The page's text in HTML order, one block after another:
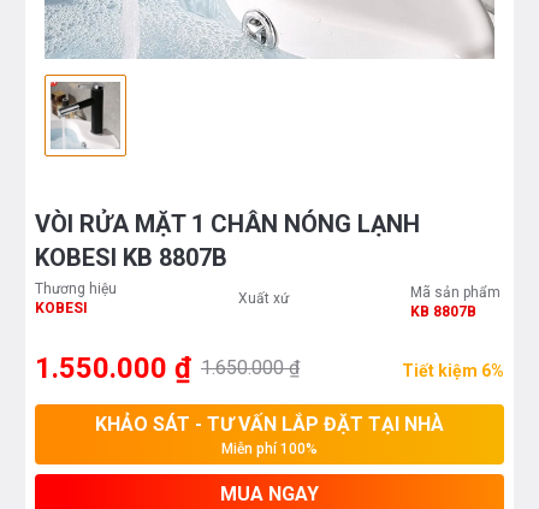
VÒI RỬA MẶT 1 CHÂN NÓNG LẠNH
KOBESI KB 8807B
Thương hiệu
KOBESI
Xuất xứ
Mã sản phẩm
KB 8807B
1.550.000 ₫ 1.650.000 ₫ Tiết kiệm 6%
KHẢO SÁT - TƯ VẤN LẮP ĐẶT TẠI NHÀ
Miễn phí 100%
MUA NGAY